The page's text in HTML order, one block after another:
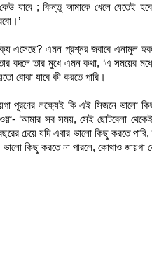
যাবে ; কিন্তু আমাকে খেলে যেতেই
এমন প্রশ্নর জবাবে এনামুল হক
তার মুখে এমন কথা, ‘এ সময়ের
বোঝা যাবে কী করতে পারি।
পূরণের লক্ষ্যেই কি এই সিজনে ভালো
‘আমার সব সময়, সেই ছোটবেলা
চেয়ে যদি এবার ভালো কিছু করতে
কিছু করতে না পারলে, কোথাও জায়গা